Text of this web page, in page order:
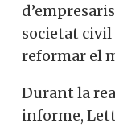
societat civil
reformar el
Durant la
informe,